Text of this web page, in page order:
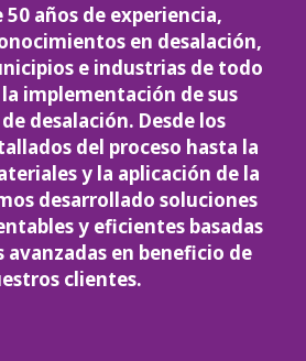
50 años de experiencia,
en desalación,
e industrias de todo
implementación de sus
desalación. Desde los
del proceso hasta la
y la aplicación de la
desarrollado soluciones
y eficientes basadas
en beneficio de
clientes.